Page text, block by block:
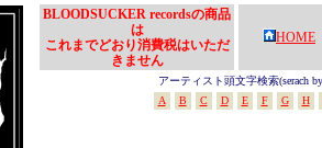
BLOODSUCKER recordsの商品
は
これまでどおり消費税はいただ
きません
HOME
アーティスト頭文字検索(serach
A
B C D E F G H